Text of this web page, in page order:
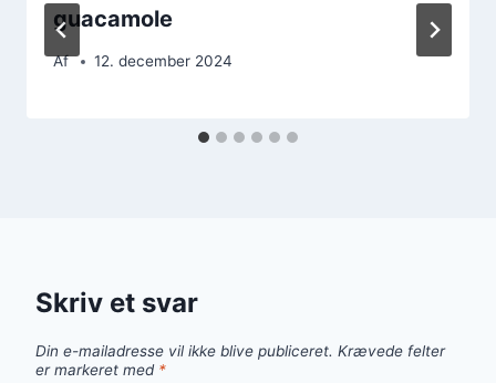
guacamole
Af 12. december 2024
Skriv et svar
Din e-mailadresse vil ikke blive publiceret. Krævede felter
er markeret med *